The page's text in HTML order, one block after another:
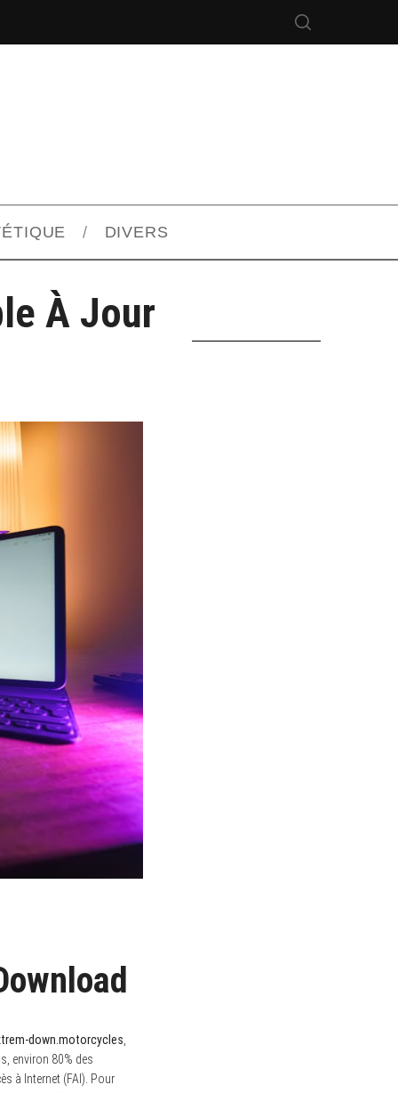
DIVERS
À Jour
down.motorcycles
environ 80% des
à Internet (FAI). Pour